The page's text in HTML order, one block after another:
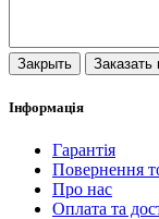
Закрыть Заказать
Інформація
Гарантія
Повернення
Про нас
Оплата та